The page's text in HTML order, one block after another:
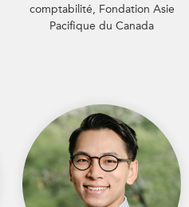
comptabilité, Fondation Asie
Pacifique du Canada